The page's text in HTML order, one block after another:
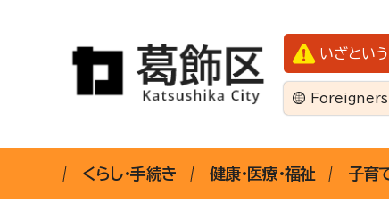
いざとい
くらし・手続き 健康・医療・福祉 子育